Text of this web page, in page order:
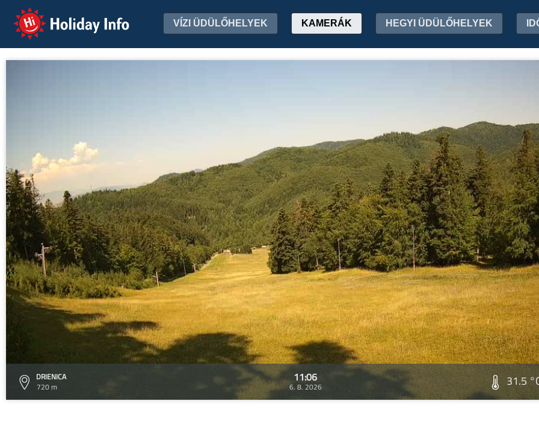
Holiday Info VÍZI ÜDÜLŐHELYEK KAMERÁK HEGYI ÜDÜLŐHELYEK
DRIENICA
720 m
11:06
6. 8. 2026 31.5